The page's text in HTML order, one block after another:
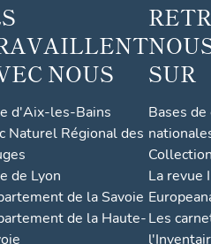
NOUS
d'Aix-les-Bains
Naturel Régional des
de Lyon
de la Savoie
de la Haute-
SUR
Bases
La revue
Les